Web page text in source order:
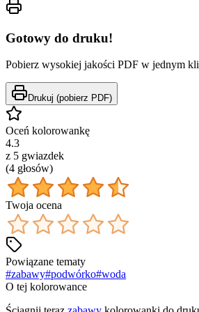
Gotowy do druku!
Pobierz wysokiej jakości PDF w jednym
Drukuj (pobierz PDF)
Oceń kolorowankę
4.3
z 5 gwiazdek
(4 głosów)
Twoja ocena
Powiązane tematy
#zabawy#podwórko#woda
O tej kolorowance